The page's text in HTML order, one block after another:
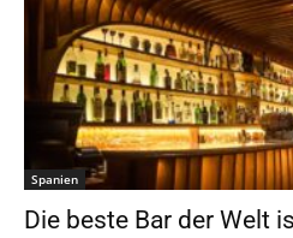
Spanien
Die beste Bar der Welt